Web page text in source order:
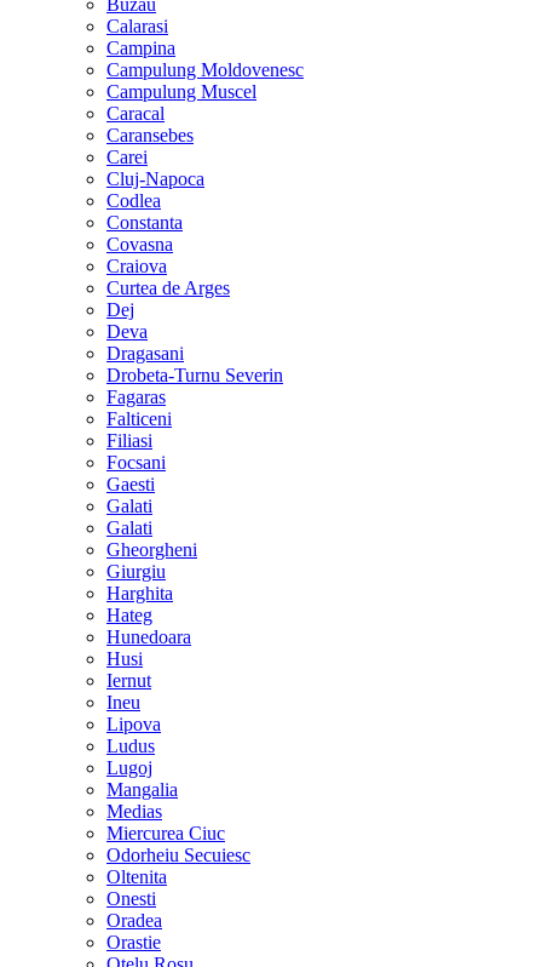
Buzau
Calarasi
Campina
Campulung Moldovenesc
Campulung Muscel
Caracal
Caransebes
Carei
Cluj-Napoca
Codlea
Constanta
Covasna
Craiova
Curtea de Arges
Dej
Deva
Dragasani
Drobeta-Turnu Severin
Fagaras
Falticeni
Filiasi
Focsani
Gaesti
Galati
Galati
Gheorgheni
Giurgiu
Harghita
Hateg
Hunedoara
Husi
Iernut
Ineu
Lipova
Ludus
Lugoj
Mangalia
Medias
Miercurea Ciuc
Odorheiu Secuiesc
Oltenita
Onesti
Oradea
Orastie